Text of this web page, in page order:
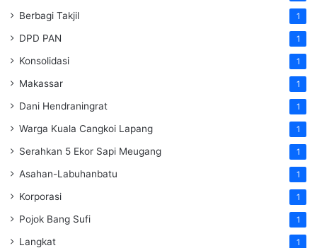
Berbagi Takjil 1
DPD PAN 1
Konsolidasi 1
Makassar 1
Dani Hendraningrat 1
Warga Kuala Cangkoi Lapang 1
Serahkan 5 Ekor Sapi Meugang 1
Asahan-Labuhanbatu 1
Korporasi 1
Pojok Bang Sufi 1
Langkat 1